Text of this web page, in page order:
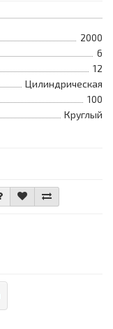
2000
6
12
Цилиндрическая
100
Круглый